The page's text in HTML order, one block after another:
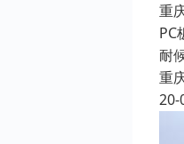
重
PC
耐
重
20-